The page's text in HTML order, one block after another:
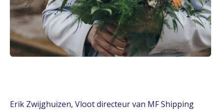
Erik Zwijghuizen, Vloot directeur van MF Shipping